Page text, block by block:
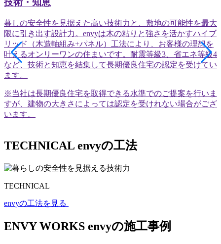
技術・知恵
暮しの安全性を見据えた高い技術力と、敷地の可能性を最大
限に引き出す設計力。envyは木の粘りと強さを活かすハイブ
リッド（木造軸組み+パネル）工法により、お客様の理想を
叶えるオンリーワンの住まいです。耐震等級3、省エネ等級4
など、技術と知恵を結集して長期優良住宅の認定を受けてい
ます。
※当社は長期優良住宅を取得できる水準でのご提案を行いま
すが、建物の大きさによっては認定を受けれない場合がござ
います。
TECHNICAL envyの工法
TECHNICAL
envyの工法を見る
ENVY WORKS envyの施工事例